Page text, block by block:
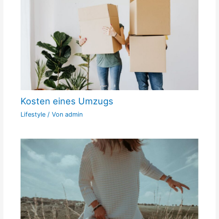
Kosten eines Umzugs
Lifestyle/ Von admin